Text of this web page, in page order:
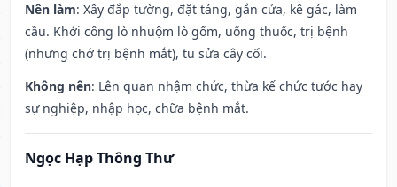
Nên làm: Xây đắp tường, đặt táng, gắn cửa, kê gác, làm
cầu. Khởi công lò nhuộm lò gốm, uống thuốc, trị bệnh
(nhưng chớ trị bệnh mắt), tu sửa cây cối.
Không nên: Lên quan nhậm chức, thừa kế chức tước hay
sự nghiệp, nhập học, chữa bệnh mắt.
Ngọc Hạp Thông Thư